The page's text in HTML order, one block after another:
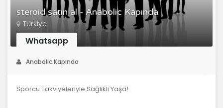
steroid satın al - Anabolic Kapında
Türkiye
Whatsapp
Anabolic Kapında
Sporcu Takviyeleriyle Sağlıklı Yaşa!